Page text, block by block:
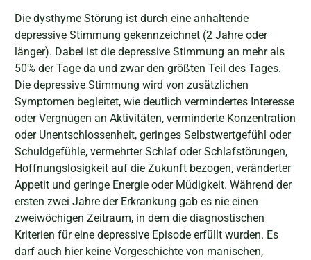
Die dysthyme Störung ist durch eine anhaltende
depressive Stimmung gekennzeichnet (2 Jahre oder
länger). Dabei ist die depressive Stimmung an mehr als
50% der Tage da und zwar den größten Teil des Tages.
Die depressive Stimmung wird von zusätzlichen
Symptomen begleitet, wie deutlich vermindertes Interesse
oder Vergnügen an Aktivitäten, verminderte Konzentration
oder Unentschlossenheit, geringes Selbstwertgefühl oder
Schuldgefühle, vermehrter Schlaf oder Schlafstörungen,
Hoffnungslosigkeit auf die Zukunft bezogen, veränderter
Appetit und geringe Energie oder Müdigkeit. Während der
ersten zwei Jahre der Erkrankung gab es nie einen
zweiwöchigen Zeitraum, in dem die diagnostischen
Kriterien für eine depressive Episode erfüllt wurden. Es
darf auch hier keine Vorgeschichte von manischen,